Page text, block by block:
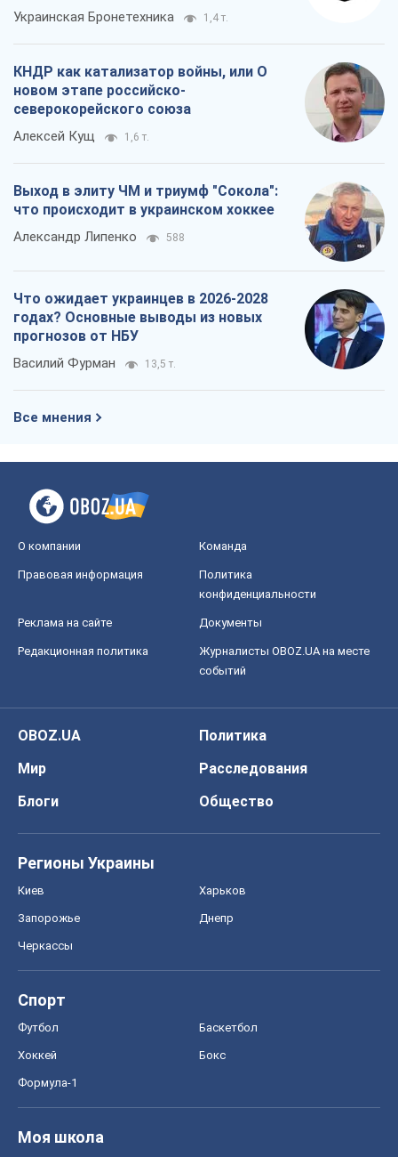
Украинская Бронетехника 1,4 т.
КНДР как катализатор войны, или О
новом этапе российско-
северокорейского союза
Алексей Кущ 1,6 т.
Выход в элиту ЧМ и триумф "Сокола":
что происходит в украинском хоккее
Александр Липенко 588
Что ожидает украинцев в 2026-2028
годах? Основные выводы из новых
прогнозов от НБУ
Василий Фурман 13,5 т.
Все мнения
О компании Команда
Правовая информация
Политика
конфиденциальности
Реклама на сайте Документы
Редакционная политика
Журналисты OBOZ.UA на месте
событий
OBOZ.UA
Политика
Мир
Расследования
Блоги
Общество
Регионы Украины
Киев Харьков
Запорожье Днепр
Черкассы
Спорт
Футбол Баскетбол
Хоккей Бокс
Формула-1
Моя школа